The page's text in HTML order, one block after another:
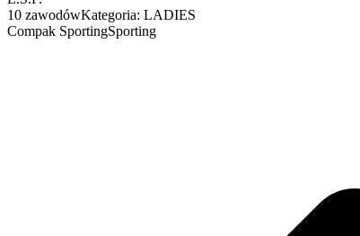
10 zawodówKategoria: LADIES
Compak SportingSporting